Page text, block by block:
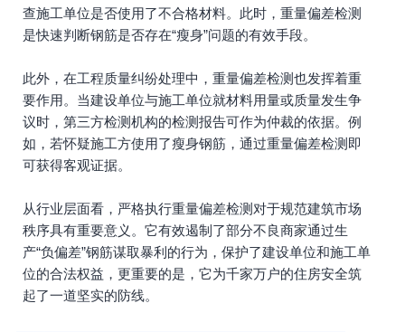
查施工单位是否使用了不合格材料。此时，重量偏差检测
是快速判断钢筋是否存在“瘦身”问题的有效手段。
此外，在工程质量纠纷处理中，重量偏差检测也发挥着重
要作用。当建设单位与施工单位就材料用量或质量发生争
议时，第三方检测机构的检测报告可作为仲裁的依据。例
如，若怀疑施工方使用了瘦身钢筋，通过重量偏差检测即
可获得客观证据。
从行业层面看，严格执行重量偏差检测对于规范建筑市场
秩序具有重要意义。它有效遏制了部分不良商家通过生
产“负偏差”钢筋谋取暴利的行为，保护了建设单位和施工单
位的合法权益，更重要的是，它为千家万户的住房安全筑
起了一道坚实的防线。